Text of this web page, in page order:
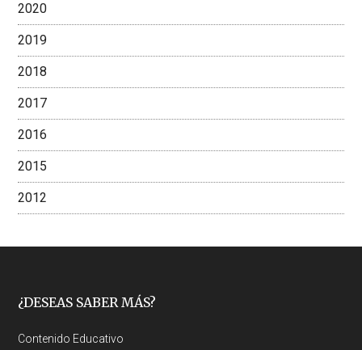
2020
2019
2018
2017
2016
2015
2012
Footer
¿DESEAS SABER MÁS?
Contenido Educativo